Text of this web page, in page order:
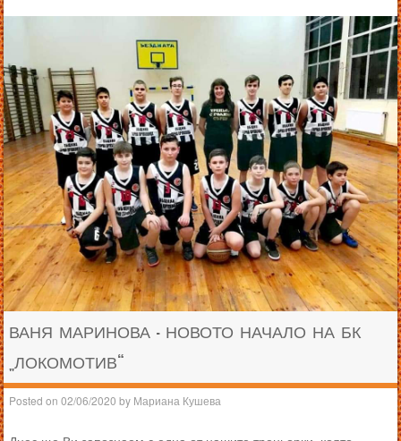
ВАНЯ МАРИНОВА – НОВОТО НАЧАЛО НА БК
„ЛОКОМОТИВ“
Posted on02/06/2020 by Мариана Кушева